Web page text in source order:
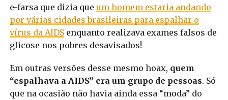
e-farsa que dizia que um homem estaria andando
por várias cidades brasileiras para espalhar o
vírus da AIDSenquanto realizava exames falsos de
glicose nos pobres desavisados!
Em outras versões desse mesmo hoax, quem
“espalhava a AIDS” era um grupo de pessoas. Só
que na ocasião não havia ainda essa “moda” do